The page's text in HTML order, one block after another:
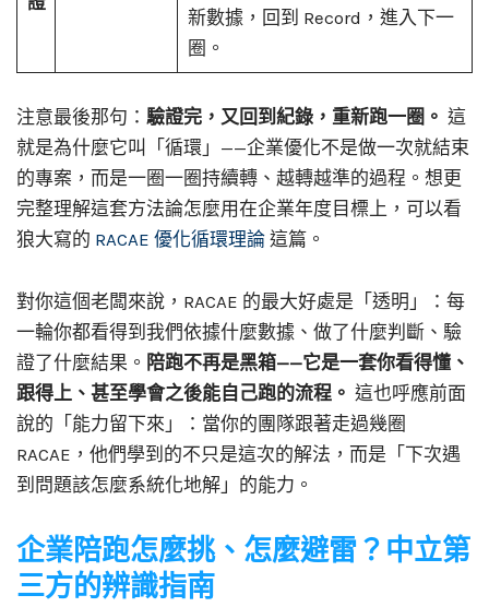
新數據，回到 Record，進入下一
圈。
注意最後那句： 驗證完，又回到紀錄，重新跑一圈。 這
就是為什麼它叫「循環」——企業優化不是做一次就結束
的專案，而是一圈一圈持續轉、越轉越準的過程。想更
完整理解這套方法論怎麼用在企業年度目標上，可以看
狼大寫的 RACAE 優化循環理論 這篇。
對你這個老闆來說，RACAE 的最大好處是「透明」：每
一輪你都看得到我們依據什麼數據、做了什麼判斷、驗
證了什麼結果。 陪跑不再是黑箱——它是一套你看得懂、
跟得上、甚至學會之後能自己跑的流程。 這也呼應前面
說的「能力留下來」：當你的團隊跟著走過幾圈
RACAE，他們學到的不只是這次的解法，而是「下次遇
到問題該怎麼系統化地解」的能力。
企業陪跑怎麼挑、怎麼避雷？中立第
三方的辨識指南